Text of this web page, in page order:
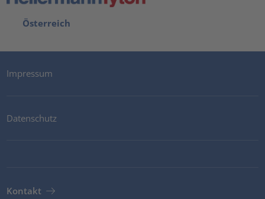
Österreich
Impressum
Datenschutz
Kontakt